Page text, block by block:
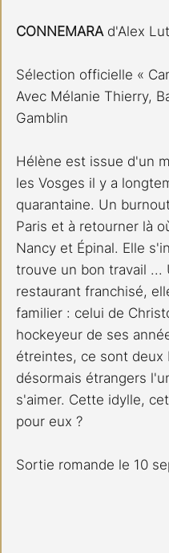
CONNEMARA d'Alex
Sélection officielle «
Avec Mélanie Thierry,
Gamblin
Hélène est issue d'un
les Vosges il y a
quarantaine. Un
Paris et à retourner là
Nancy et Épinal. Elle
trouve un bon travail ...
restaurant franchisé,
familier : celui de
hockeyeur de ses
étreintes, ce sont deux
désormais étrangers
s'aimer. Cette idylle,
pour eux ?
Sortie romande le 10